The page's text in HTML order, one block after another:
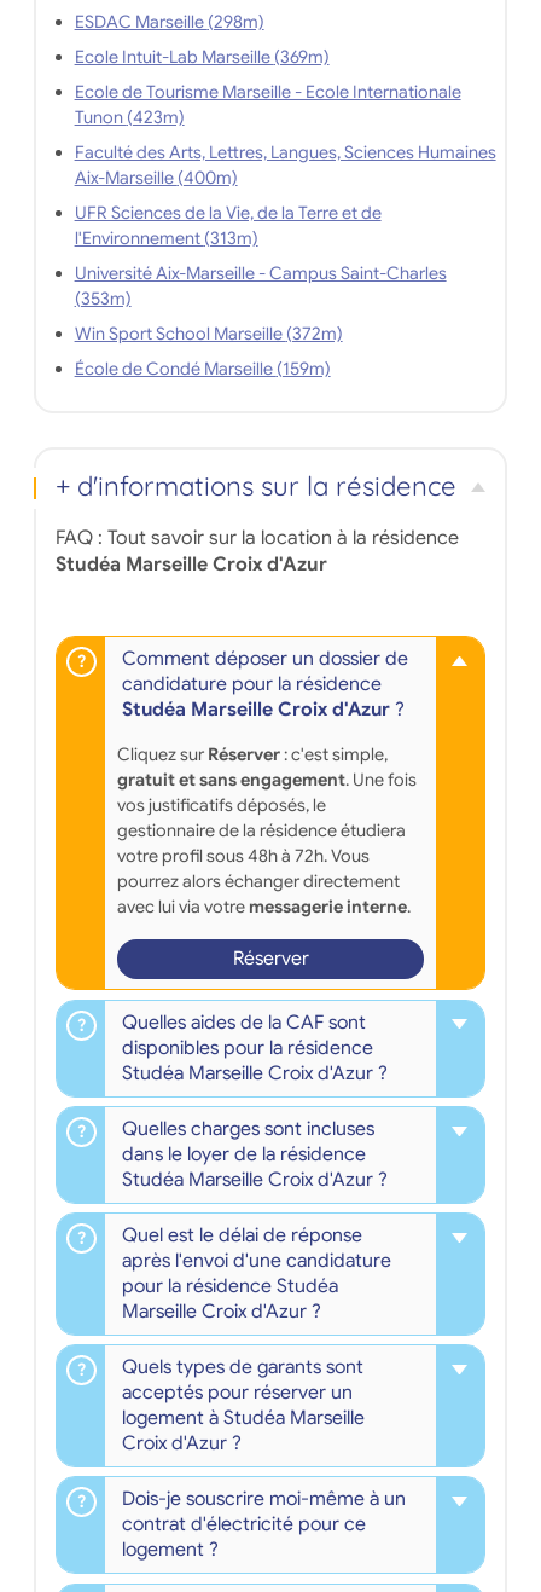
ESDAC Marseille (298m)
Ecole Intuit-Lab Marseille (369m)
Ecole de Tourisme Marseille - Ecole Internationale
Tunon (423m)
Faculté des Arts, Lettres, Langues, Sciences Humaines
Aix-Marseille (400m)
UFR Sciences de la Vie, de la Terre et de
l'Environnement (313m)
Université Aix-Marseille - Campus Saint-Charles
(353m)
Win Sport School Marseille (372m)
École de Condé Marseille (159m)
+ d'informations sur la résidence
FAQ : Tout savoir sur la location à la résidence
Studéa Marseille Croix d'Azur
Comment déposer un dossier de
candidature pour la résidence
Studéa Marseille Croix d'Azur?
Cliquez sur Réserver: c'est simple,
gratuit et sans engagement. Une fois
vos justificatifs déposés, le
gestionnaire de la résidence étudiera
votre profil sous 48h à 72h. Vous
pourrez alors échanger directement
avec lui via votre messagerie interne.
Réserver
Quelles aides de la CAF sont
disponibles pour la résidence
Studéa Marseille Croix d'Azur ?
Quelles charges sont incluses
dans le loyer de la résidence
Studéa Marseille Croix d'Azur ?
Quel est le délai de réponse
après l'envoi d'une candidature
pour la résidence Studéa
Marseille Croix d'Azur ?
Quels types de garants sont
acceptés pour réserver un
logement à Studéa Marseille
Croix d'Azur ?
Dois-je souscrire moi-même à un
contrat d'électricité pour ce
logement ?